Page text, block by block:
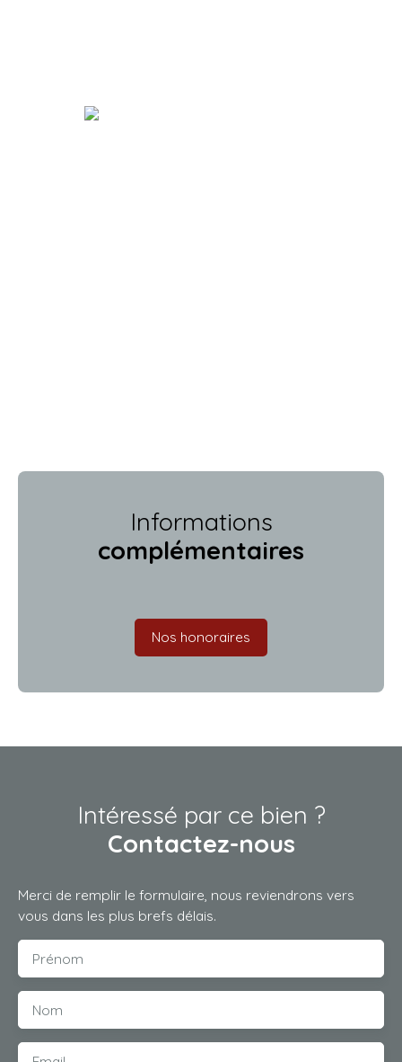
Informations
complémentaires
Nos honoraires
Intéressé par ce bien ?
Contactez-nous
Merci de remplir le formulaire, nous reviendrons vers
vous dans les plus brefs délais.
Prénom
Nom